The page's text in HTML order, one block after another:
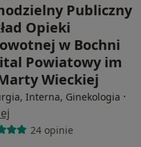
Publiczny
Opieki
w Bochni
Powiatowy im
Wieckiej
Interna, Ginekologia ·
24 opinie